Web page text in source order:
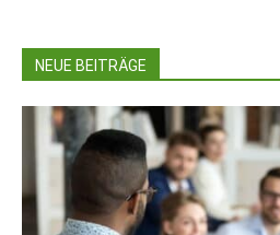
NEUE BEITRÄGE